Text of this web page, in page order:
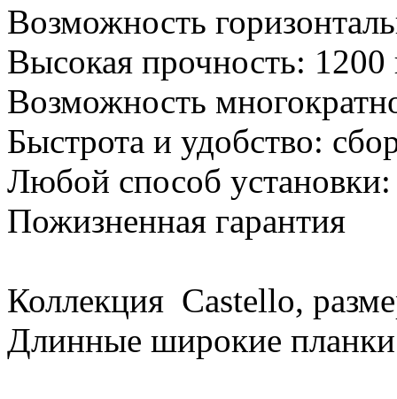
Возможность
Высокая прочность: 1200
Возможность
Быстрота и удобство:
Любой способ
Пожизненная гарантия
Коллекция Castello,
Длинные широкие